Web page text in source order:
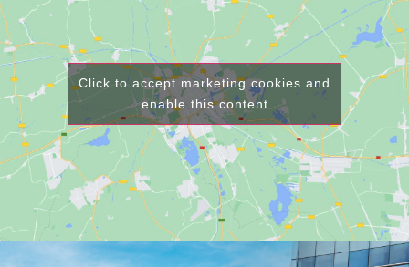
Click to accept marketing cookies and
enable this content